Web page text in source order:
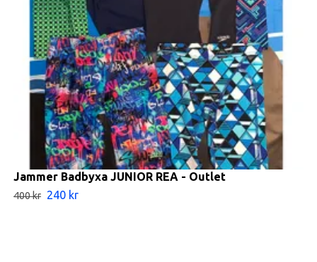
Jammer Badbyxa JUNIOR REA - Outlet
400 kr 240 kr